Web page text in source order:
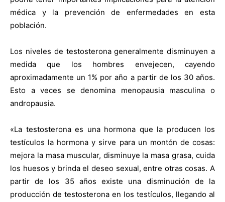
médica y la prevención de enfermedades en esta
población.
Los niveles de testosterona generalmente disminuyen a
medida que los hombres envejecen, cayendo
aproximadamente un 1% por año a partir de los 30 años.
Esto a veces se denomina menopausia masculina o
andropausia.
«La testosterona es una hormona que la producen los
testículos la hormona y sirve para un montón de cosas:
mejora la masa muscular, disminuye la masa grasa, cuida
los huesos y brinda el deseo sexual, entre otras cosas. A
partir de los 35 años existe una disminución de la
producción de testosterona en los testículos, llegando al